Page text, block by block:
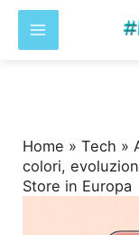
Home »Tech »
colori,
Store in Europa